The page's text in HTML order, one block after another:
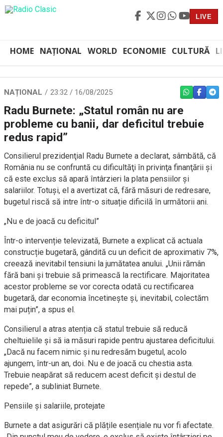
LIVE
HOME NAȚIONAL WORLD ECONOMIE CULTURĂ
NAȚIONAL 23:32 / 16/08/2025 WHATSAPP
Radu Burnete: „Statul român nu are
probleme cu banii, dar deficitul trebuie
redus rapid”
Consilierul prezidenţial Radu Burnete a declarat, sâmbătă, că
România nu se confruntă cu dificultăţi în privinţa finanţării şi
că este exclus să apară întârzieri la plata pensiilor şi
salariilor. Totuși, el a avertizat că, fără măsuri de redresare,
bugetul riscă să intre într-o situație dificilă în următorii ani.
„Nu e de joacă cu deficitul”
Într-o intervenție televizată, Burnete a explicat că actuala
construcție bugetară, gândită cu un deficit de aproximativ 7%,
creează inevitabil tensiuni la jumătatea anului. „Unii rămân
fără bani și trebuie să primească la rectificare. Majoritatea
acestor probleme se vor corecta odată cu rectificarea
bugetară, dar economia încetinește și, inevitabil, colectăm
mai puțin”, a spus el.
Consilierul a atras atenția că statul trebuie să reducă
cheltuielile și să ia măsuri rapide pentru ajustarea deficitului.
„Dacă nu facem nimic și nu redresăm bugetul, acolo
ajungem, într-un an, doi. Nu e de joacă cu chestia asta.
Trebuie neapărat să reducem acest deficit și destul de
repede”, a subliniat Burnete.
Pensiile și salariile, protejate
Burnete a dat asigurări că plățile esențiale nu vor fi afectate.